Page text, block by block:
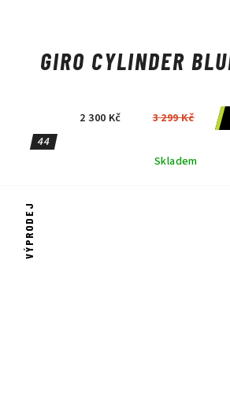
GIRO CYLINDER
2 300 Kč 3 299 Kč
44
Skladem
VÝPRODEJ